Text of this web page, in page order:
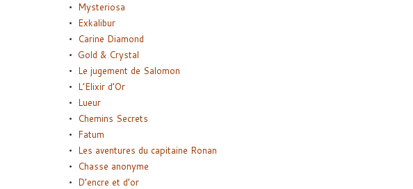
Mysteriosa
Exkalibur
Carine Diamond
Gold & Crystal
Le jugement de Salomon
L’Elixir d’Or
Lueur
Chemins Secrets
Fatum
Les aventures du capitaine Ronan
Chasse anonyme
D’encre et d’or